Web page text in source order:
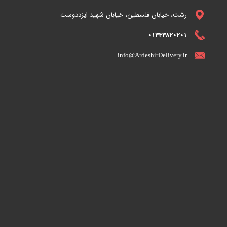
رشت، خیابان فلسطین، خیابان شهید ایزددوست
01333820201
info@ArdeshirDelivery.ir